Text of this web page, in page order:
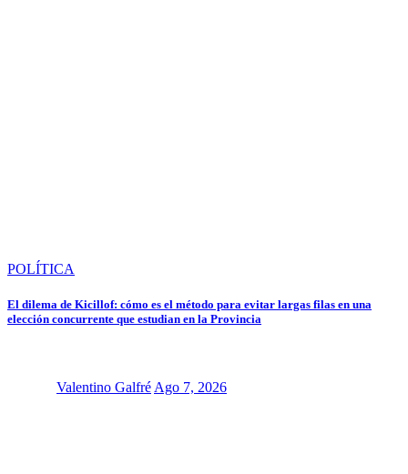
POLÍTICA
El dilema de Kicillof: cómo es el método para evitar largas filas en una
elección concurrente que estudian en la Provincia
Valentino Galfré Ago 7, 2026